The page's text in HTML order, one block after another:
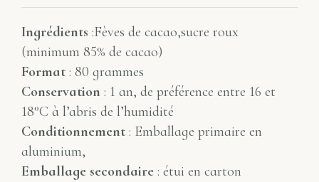
Ingrédients :Fèves de cacao,sucre roux
(minimum 85% de cacao)
Format : 80 grammes
Conservation : 1 an, de préférence entre 16 et
18°C à l’abris de l’humidité
Conditionnement : Emballage primaire en
aluminium,
Emballage secondaire : étui en carton